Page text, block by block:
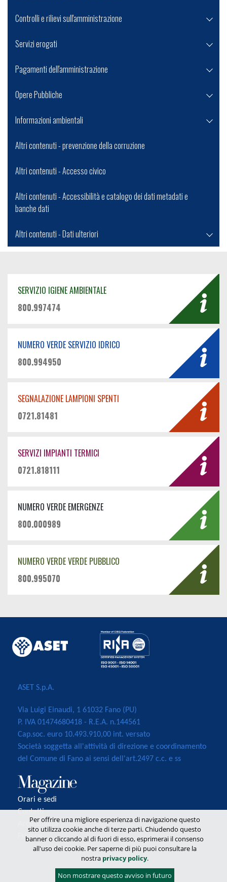
Controlli e rilievi sull'amministrazione
Servizi erogati
Pagamenti dell'amministrazione
Opere Pubbliche
Informazioni ambientali
Altri contenuti - prevenzione della corruzione
Altri contenuti - Accesso civico
Altri contenuti - Accessibilità e catalogo dei dati metadati e
banche dati
Altri contenuti - Dati ulteriori
SERVIZIO IGIENE AMBIENTALE
800.997474
NUMERO VERDE SERVIZIO IDRICO
800.994950
SEGNALAZIONE LAMPIONI SPENTI
0721.81481
SERVIZI IMPIANTI TERMICI
0721.818111
NUMERO VERDE EMERGENZE
800.000989
NUMERO VERDE VERDE PUBBLICO
800.995070
ASET S.p.A.
Via Luigi Einaudi, 1 61032 Fano (PU)
P. IVA 01474680418 - R.E.A. n.144561
Cap.soc. euro 10.493.910,00 int. versato
Società soggetta all'attività di direzione e coordinamento
del Comune di Fano ai sensi dell'art.2497 c.c. e ss
Orari e sedi
Contatti
Accessibilità
Privacy
Per offrire una migliore esperienza di navigazione questo
sito utilizza cookie anche di terze parti. Chiudendo questo
banner o cliccando al di fuori di esso, esprimerai il consenso
all'uso dei cookie. Per saperne di più puoi consultare la
nostra privacy policy.